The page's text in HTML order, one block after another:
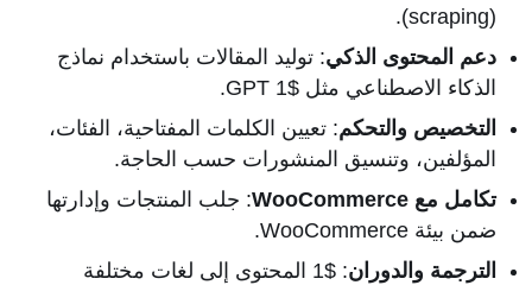
(scraping).
دعم المحتوى الذكي: توليد المقالات باستخدام نماذج
الذكاء الاصطناعي مثل $1 GPT.
التخصيص والتحكم: تعيين الكلمات المفتاحية، الفئات،
المؤلفين، وتنسيق المنشورات حسب الحاجة.
تكامل مع WooCommerce
: جلب المنتجات وإدارتها
ضمن بيئة WooCommerce.
الترجمة والدوران
: $1 المحتوى إلى لغات مختلفة